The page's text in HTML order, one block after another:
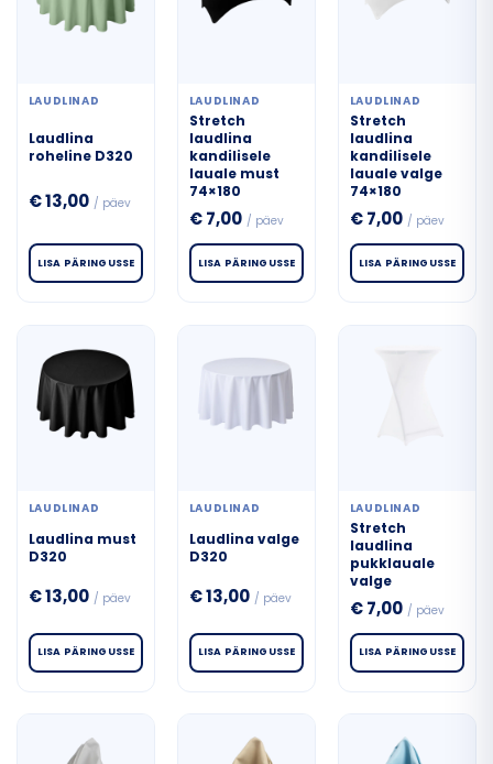
LAUDLINAD
Laudlina
roheline D320
€13,00 / päev
LISA PÄRINGUSSE
LAUDLINAD
Stretch
laudlina
kandilisele
lauale must
74×180
€7,00 / päev
LISA PÄRINGUSSE
LAUDLINAD
Stretch
laudlina
kandilisele
lauale valge
74×180
€7,00 / päev
LISA PÄRINGUSSE
LAUDLINAD
Laudlina must
D320
€13,00 / päev
LISA PÄRINGUSSE
LAUDLINAD
Laudlina valge
D320
€13,00 / päev
LISA PÄRINGUSSE
LAUDLINAD
Stretch
laudlina
pukklauale
valge
€7,00 / päev
LISA PÄRINGUSSE